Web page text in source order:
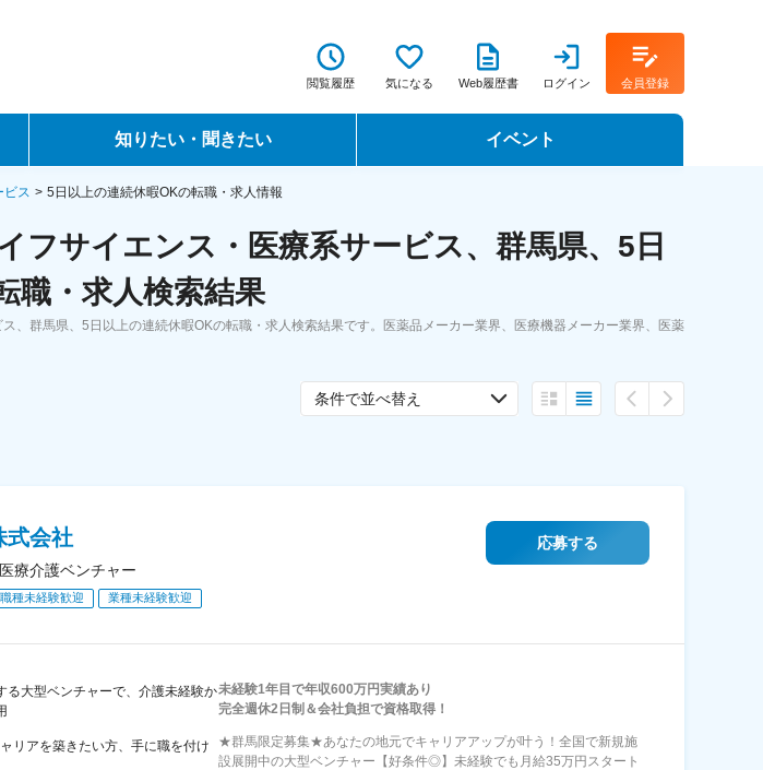
閲覧履歴 気になる Web履歴書 ログイン 会員登録
知りたい・聞きたい
転職ノウハウ
データで見る転職
コラム・インタビュー
イベント
転職フェア
ビス 5日以上の連続休暇OKの転職・求人情報
フサイエンス・医療系サービス、群馬県、5日
職・求人検索結果
、群馬県、5日以上の連続休暇OKの転職・求人検索結果です。医薬品メーカー業界、医療機器メーカー業界、医薬
条件で並べ替え
式会社
療介護ベンチャー
職種未経験歓迎 業種未経験歓迎
応募する
る大型ベンチャーで、介護未経験か
リアを築きたい方、手に職を付け
未経験1年目で年収600万円実績あり
完全週休2日制＆会社負担で資格取得！
★群馬限定募集★あなたの地元でキャリアアップが叶う！全国で新規施
設展開中の大型ベンチャー【好条件◎】未経験でも月給35万円スタート